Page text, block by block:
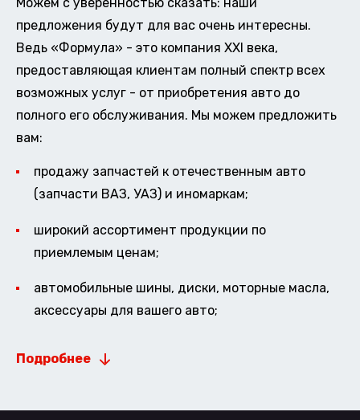
предложения будут для вас очень интересны.
Ведь «Формула» - это компания XXI века,
предоставляющая клиентам полный спектр всех
возможных услуг - от приобретения авто до
полного его обслуживания. Мы можем предложить
вам:
продажу запчастей к отечественным авто
(запчасти ВАЗ, УАЗ) и иномаркам;
широкий ассортимент продукции по
приемлемым ценам;
автомобильные шины, диски, моторные масла,
аксессуары для вашего авто;
Подробнее